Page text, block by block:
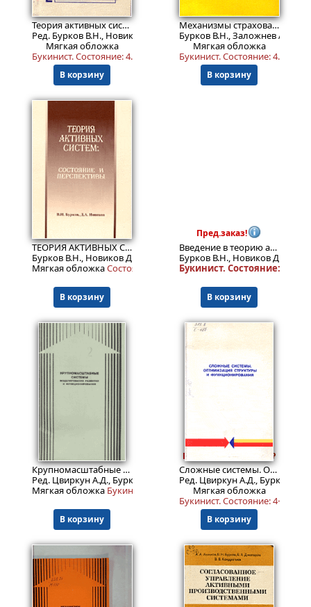
599
Теория активных систем. Труды Международной научно-практической конференции 19-21 ноября 2001, Москва, Россия.
Ред. Бурков В.Н., Новиков Д.А.
Мягкая обложка
Букинист.Состояние: 4.
В корзину
Механизмы страхования в социально-экономических системах
Бурков В.Н., Заложнев А.Ю.,
Мягкая обложка
Букинист.Состояние: 4.
В корзину
ТЕОРИЯ АКТИВНЫХ СИСТЕМ. Состояние и перспективы. Серия: Информатизация России на пороге XXI века
Бурков В.Н., Новиков Д.А.
Мягкая обложкаCocтояние: 4+.
В корзину
Пред.заказ!
Введение в теорию активных систем
Бурков В.Н., Новиков Д.А.
Букинист. Состояние: 4+
В корзину
Крупномасштабные системы. Моделирование развития и функционирования
Ред. Цвиркун А.Д., Бурков В.Н.
Мягкая обложка Букинист.
В корзину
Пред.заказ! 799 ₽
Сложные системы. Оптимизация структуры и функционирования
Ред. Цвиркун А.Д., Бурков В.Н.
Мягкая обложка
Букинист.Состояние: 4+
В корзину